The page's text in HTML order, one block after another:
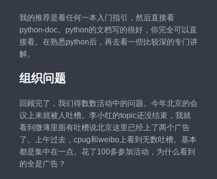
我的推荐是看任何一本入门指引，然后直接看
python-doc。python的文档写的很好，你完全可以直
接看。在熟悉python后，再去看一些比较深的专门讲
解。
组织问题
回顾完了，我们得数数活动中的问题。今年北京的会
议上来就被人吐槽。李小红的topic还没结束，我就
看到微薄里面有吐槽说北京这里已经上了两个广告
了。上午过去，cpug和weibo上看到无数吐槽。基本
都是集中在一点。花了100多参加活动，为什么看到
的全是广告？